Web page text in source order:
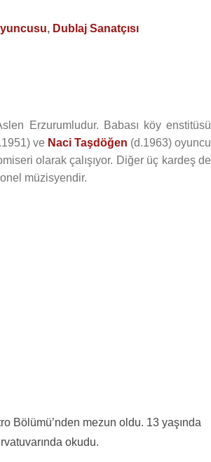
, Dublaj Sanatçısı
Erzurumludur. Babası köy enstitüsü
ve Naci Taşdöğen (d.1963) oyuncu
olarak çalışıyor. Diğer üç kardeş de
müzisyendir.
Bölümü’nden mezun oldu. 13 yaşında
okudu.